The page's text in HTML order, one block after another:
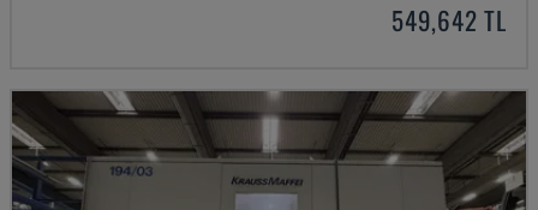
549,642 TL